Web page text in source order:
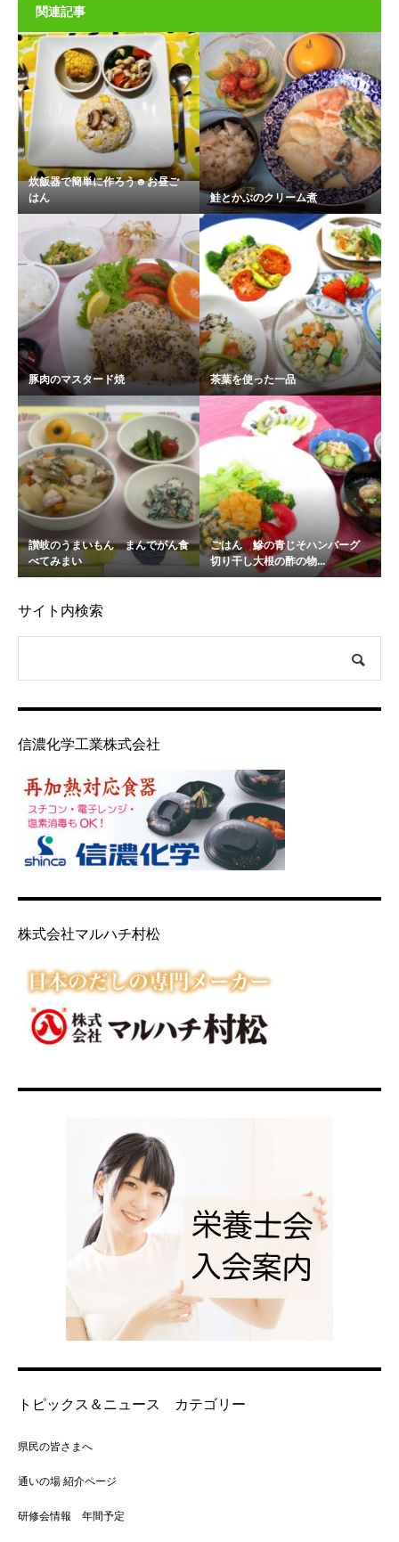
関連記事
炊飯器で簡単に作ろう☻お昼ご
はん
鮭とかぶのクリーム煮
豚肉のマスタード焼 茶葉を使った一品
讃岐のうまいもん まんでがん食
べてみまい
ごはん 鰺の青じそハンバーグ
切り干し大根の酢の物...
サイト内検索
信濃化学工業株式会社
株式会社マルハチ村松
トピックス＆ニュース カテゴリー
県民の皆さまへ
通いの場 紹介ページ
研修会情報 年間予定